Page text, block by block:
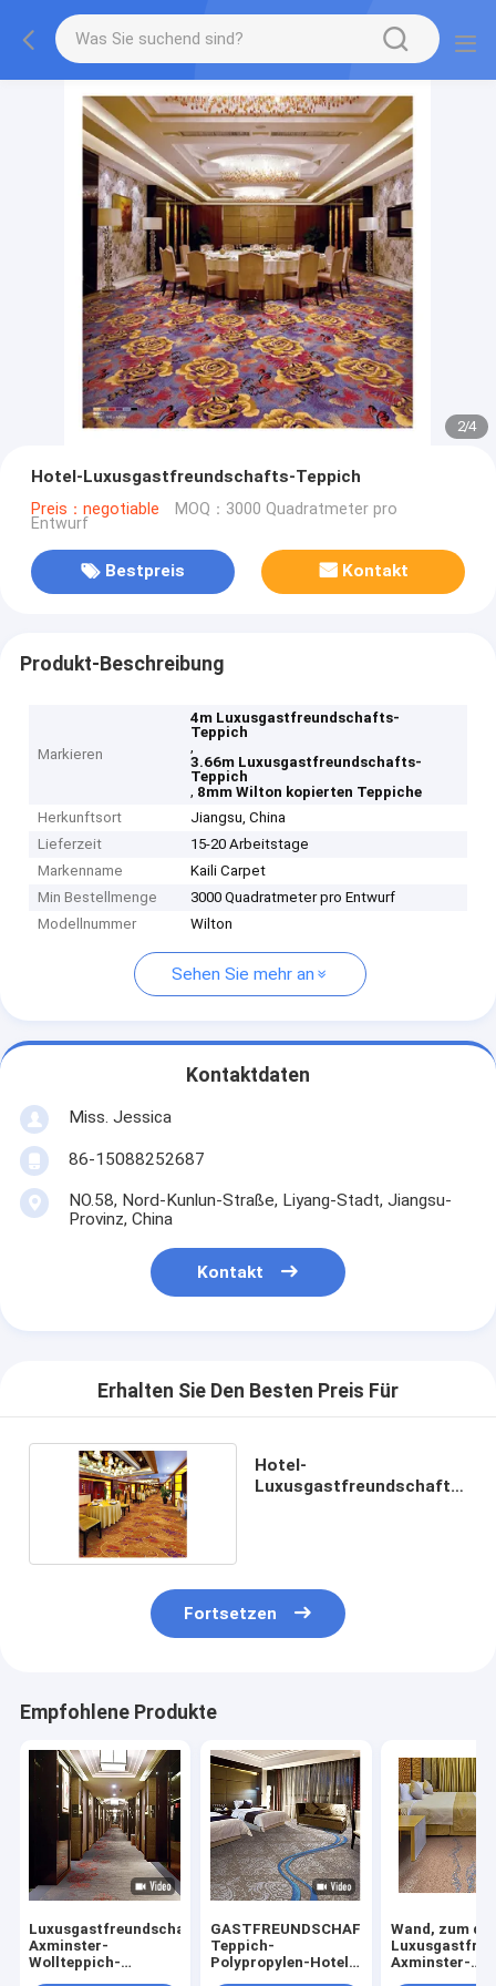
2/4
Hotel-Luxusgastfreundschafts-Teppich
Preis：negotiable MOQ：3000 Quadratmeter pro
Entwurf
Bestpreis Kontakt
Produkt-Beschreibung
Markieren
4m Luxusgastfreundschafts-
Teppich
,
3.66m Luxusgastfreundschafts-
Teppich
, 8mm Wilton kopierten Teppiche
Herkunftsort
Jiangsu, China
Lieferzeit
15-20 Arbeitstage
Markenname
Kaili Carpet
Min Bestellmenge
3000 Quadratmeter pro Entwurf
Modellnummer
Wilton
Sehen Sie mehr an
Kontaktdaten
Miss. Jessica
86-15088252687
NO.58, Nord-Kunlun-Straße, Liyang-Stadt, Jiangsu-
Provinz, China
Kontakt
Erhalten Sie Den Besten Preis Für
Hotel-
Luxusgastfreundschafts-
Fortsetzen
Empfohlene Produkte
Luxusgastfreundschaft
Axminster-
Wollteppich-
GASTFREUNDSCHAFTS-
Teppich-
Polypropylen-Hotel-
Wand, zum
Axminster-